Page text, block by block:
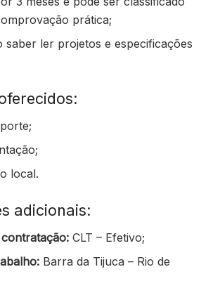
prática;
saber ler projetos e especificações
local.
adicionais:
contratação: CLT – Efetivo;
Barra da Tijuca – Rio de